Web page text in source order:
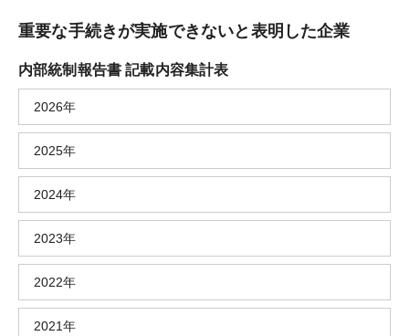
内部統制報告書 記載内容集計表
2026年
2025年
2024年
2023年
2022年
2021年
重要な手続きが実施できないと表明した企業